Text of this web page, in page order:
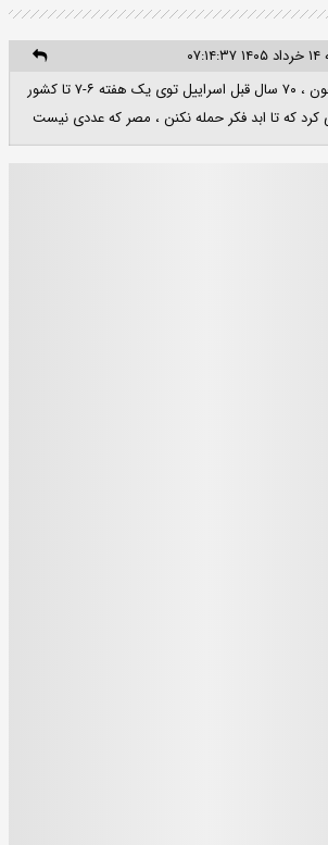
بچه جان برو تاریخ رو بخون ، ۷۰ سال قبل اسراییل توی یک هفته ۶-۷ تا کشور
که تا ابد فکر حمله نکنن ، مصر که عددی نیست